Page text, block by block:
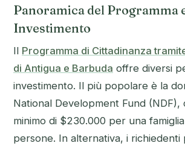
Panoramica del Programma
Investimento
Il Programma di Cittadinanza
di Antigua e Barbuda offre diversi
investimento. Il più popolare è la
National Development Fund (NDF),
minimo di $230.000 per una
persone. In alternativa, i richiedenti